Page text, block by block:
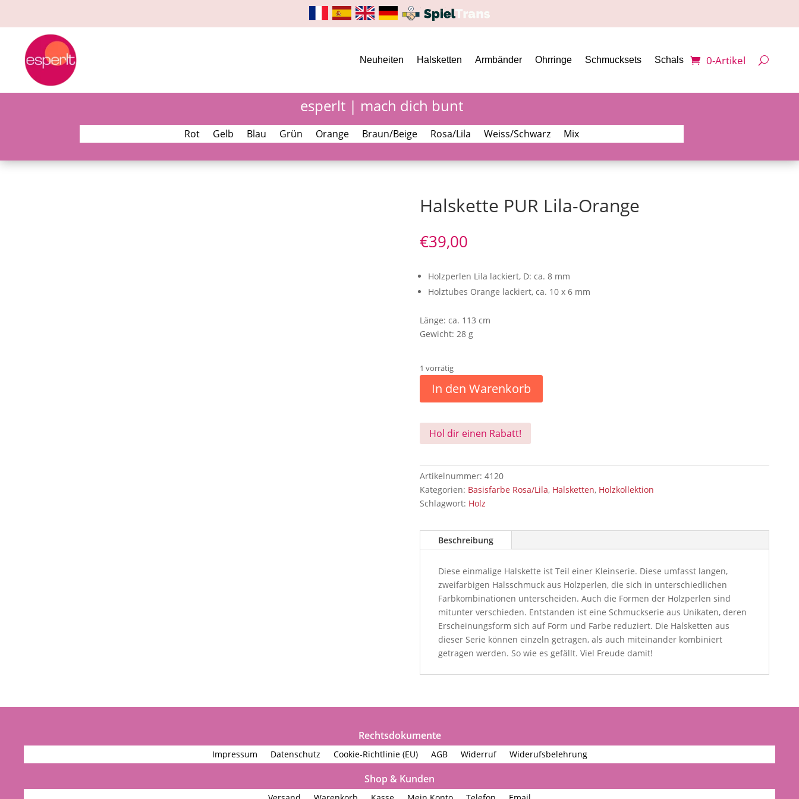
Neuheiten Halsketten Armbänder Ohrringe Schmucksets Schals 0-Artikel
esperlt | mach dich bunt
Rot Gelb Blau Grün Orange Braun/Beige Rosa/Lila Weiss/Schwarz Mix
Halskette PUR Lila-Orange
€39,00
Holzperlen Lila lackiert, D: ca. 8 mm
Holztubes Orange lackiert, ca. 10 x 6 mm
Länge: ca. 113 cm
Gewicht: 28 g
1 vorrätig
In den Warenkorb
Hol dir einen Rabatt!
Artikelnummer:4120
Kategorien: Basisfarbe Rosa/Lila, Halsketten, Holzkollektion
Schlagwort: Holz
Beschreibung
Diese einmalige Halskette ist Teil einer Kleinserie. Diese umfasst langen,
zweifarbigen Halsschmuck aus Holzperlen, die sich in unterschiedlichen
Farbkombinationen unterscheiden. Auch die Formen der Holzperlen sind
mitunter verschieden. Entstanden ist eine Schmuckserie aus Unikaten, deren
Erscheinungsform sich auf Form und Farbe reduziert. Die Halsketten aus
dieser Serie können einzeln getragen, als auch miteinander kombiniert
getragen werden. So wie es gefällt. Viel Freude damit!
Rechtsdokumente
Impressum Datenschutz Cookie-Richtlinie (EU) AGB Widerruf Widerufsbelehrung
Shop & Kunden